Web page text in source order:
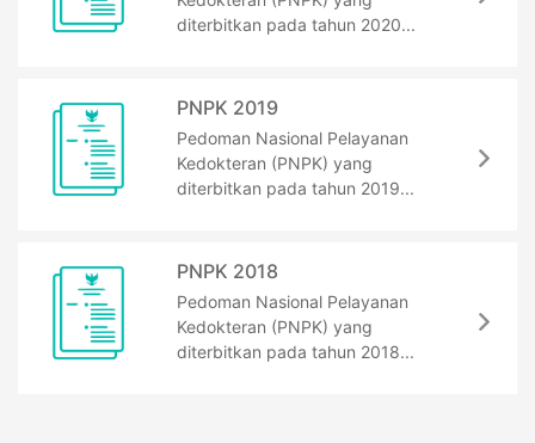
diterbitkan pada tahun 2020...
PNPK 2019
Pedoman Nasional Pelayanan
Kedokteran (PNPK) yang
diterbitkan pada tahun 2019...
PNPK 2018
Pedoman Nasional Pelayanan
Kedokteran (PNPK) yang
diterbitkan pada tahun 2018...